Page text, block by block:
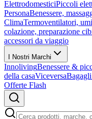
ElettrodomesticiPiccoli
PersonaBenessere,
ClimaTermoventilatori,
colazione, preparazione
accessori da viaggio
I Nostri Marchi
InnolivingBenessere &
della casaViceversa
Offerte Flash